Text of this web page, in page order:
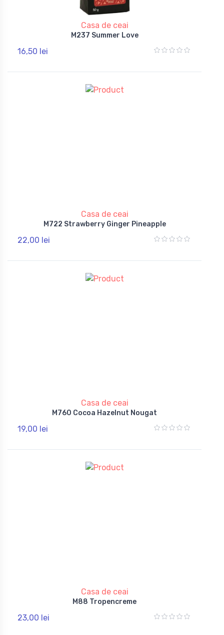
Casa de ceai
M237 Summer Love
16,50 lei
Casa de ceai
M722 Strawberry Ginger Pineapple
22,00 lei
Casa de ceai
M760 Cocoa Hazelnut Nougat
19,00 lei
Casa de ceai
M88 Tropencreme
23,00 lei